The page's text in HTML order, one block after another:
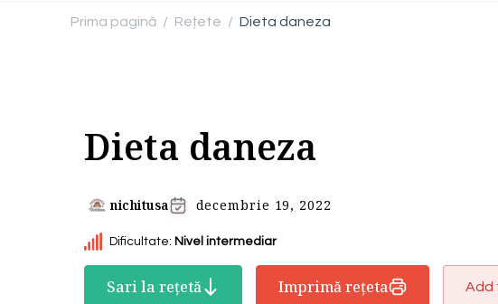
Prima pagină / Rețete / Dieta daneza
Dieta daneza
nichitusa decembrie 19, 2022
Dificultate: Nivel intermediar
Sari la rețetă Imprimă rețeta Add